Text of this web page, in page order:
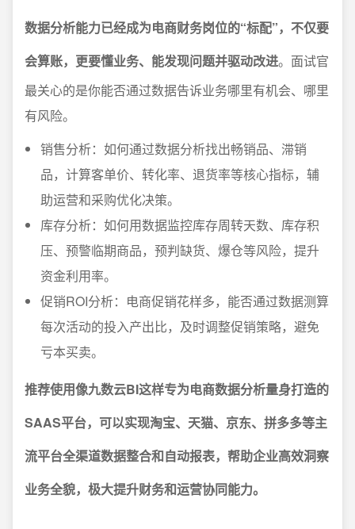
数据分析能力已经成为电商财务岗位的“标配”，不仅要
会算账，更要懂业务、能发现问题并驱动改进。面试官
最关心的是你能否通过数据告诉业务哪里有机会、哪里
有风险。
销售分析：如何通过数据分析找出畅销品、滞销
品，计算客单价、转化率、退货率等核心指标，辅
助运营和采购优化决策。
库存分析：如何用数据监控库存周转天数、库存积
压、预警临期商品，预判缺货、爆仓等风险，提升
资金利用率。
促销ROI分析：电商促销花样多，能否通过数据测算
每次活动的投入产出比，及时调整促销策略，避免
亏本买卖。
推荐使用像九数云BI这样专为电商数据分析量身打造的
SAAS平台，可以实现淘宝、天猫、京东、拼多多等主
流平台全渠道数据整合和自动报表，帮助企业高效洞察
业务全貌，极大提升财务和运营协同能力。